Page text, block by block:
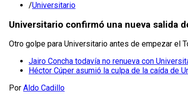
/Universitario
Universitario confirmó una nueva salida
Otro golpe para Universitario antes de empezar el
Jairo Concha todavía no renueva con
Héctor Cúper asumió la culpa de la caída de
Por Aldo Cadillo